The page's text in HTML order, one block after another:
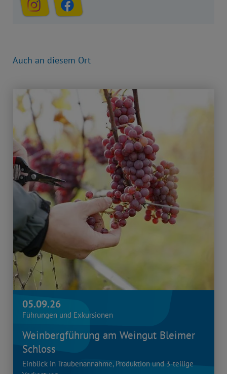
Auch an diesem Ort
05.09.26
Führungen und Exkursionen
Weinbergführung am Weingut Bleimer
Schloss
Einblick in Traubenannahme, Produktion und 3-teilige